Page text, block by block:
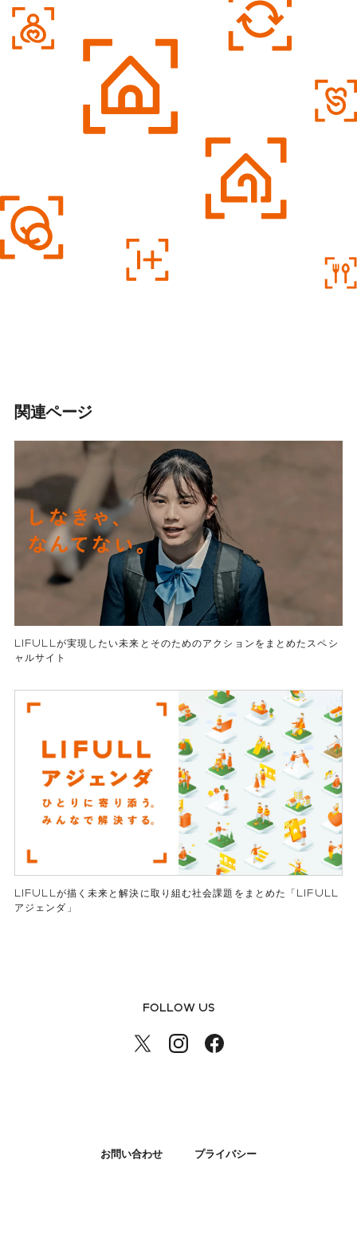
関連ページ
LIFULLが実現したい未来とそのためのアクションをまとめたスペシ
ャルサイト
LIFULLが描く未来と解決に取り組む社会課題をまとめた「LIFULL
アジェンダ」
FOLLOW US
お問い合わせ プライバシー